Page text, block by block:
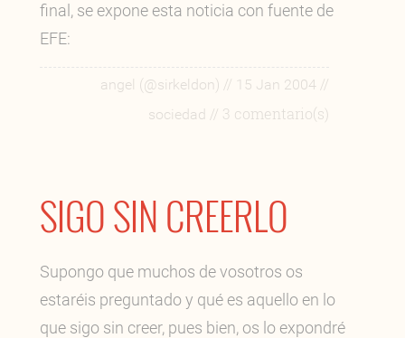
final, se expone esta noticia con fuente de
EFE:
angel (@sirkeldon) // 15 Jan 2004 //
sociedad // 3 comentario(s)
SIGO SIN CREERLO
Supongo que muchos de vosotros os
estaréis preguntado y qué es aquello en lo
que sigo sin creer, pues bien, os lo expondré